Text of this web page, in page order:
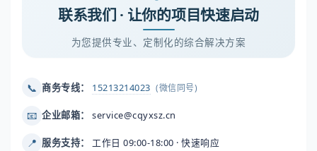
联系我们 · 让你的项目快速启动
为您提供专业、定制化的综合解决方案
📞 商务专线： 15213214023 (微信同号)
📧 企业邮箱： service@cqyxsz.cn
📍 服务支持： 工作日 09:00-18:00 · 快速响应